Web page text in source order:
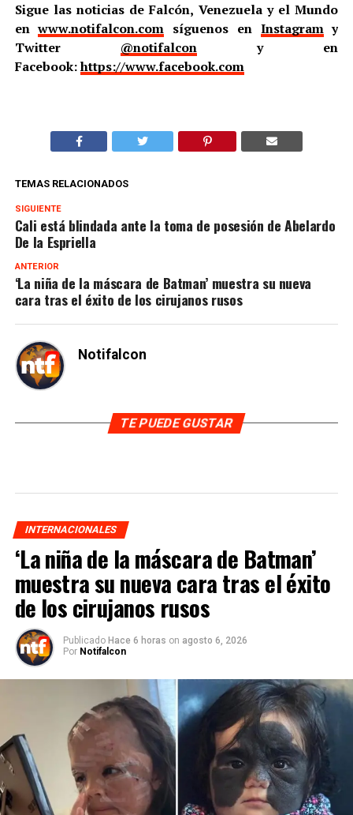
Sigue las noticias de Falcón, Venezuela y el Mundo
enwww.notifalcon.com síguenos en Instagramy
Twitter @notifalcony en
Facebook:https://www.facebook.com
TEMAS RELACIONADOS
SIGUIENTE
Cali está blindada ante la toma de posesión de Abelardo
De la Espriella
ANTERIOR
‘La niña de la máscara de Batman’ muestra su nueva
cara tras el éxito de los cirujanos rusos
Notifalcon
TE PUEDE GUSTAR
INTERNACIONALES
‘La niña de la máscara de Batman’
muestra su nueva cara tras el éxito
de los cirujanos rusos
Publicado Hace 6 horas on agosto 6, 2026
Por Notifalcon